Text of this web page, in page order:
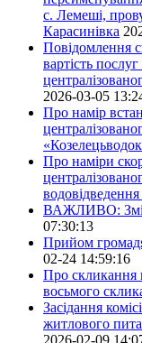
с. Лемеші,
Карасинівка
Повідомлення
вартість
2026-03-05
Про намір
Про наміри
ВАЖЛИВО:
07:30:13
Прийом
02-24 14:59:16
Про скликання
восьмого
Засідання
житлового
2026-02-09